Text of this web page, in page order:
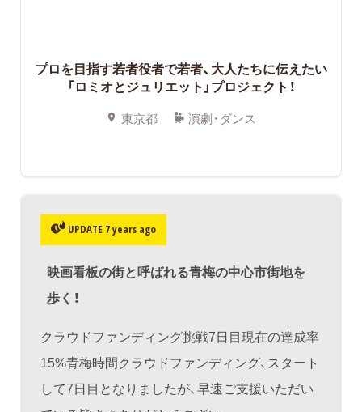
プロを目指す若者役者で若者、大人たちに伝えたい
「ロミオとジュリエット」プロジェクト！
東京都 演劇・ダンス
UPDATE 7 years ago
映画看板の街と呼ばれる青梅の中心市街地を
歩く！
クラウドファンディング挑戦7日目現在の達成率
15%青梅時間クラウドファンディング、スタート
して7日目となりましたが、早速ご支援いただい